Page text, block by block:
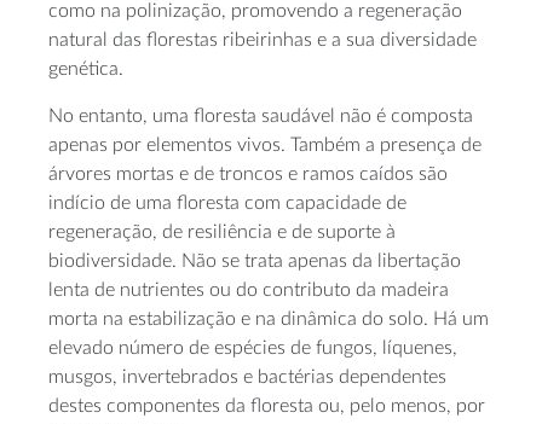
como na polinização, promovendo a regeneração
natural das florestas ribeirinhas e a sua diversidade
genética.
No entanto, uma floresta saudável não é composta
apenas por elementos vivos. Também a presença de
árvores mortas e de troncos e ramos caídos são
indício de uma floresta com capacidade de
regeneração, de resiliência e de suporte à
biodiversidade. Não se trata apenas da libertação
lenta de nutrientes ou do contributo da madeira
morta na estabilização e na dinâmica do solo. Há um
elevado número de espécies de fungos, líquenes,
musgos, invertebrados e bactérias dependentes
destes componentes da floresta ou, pelo menos, por